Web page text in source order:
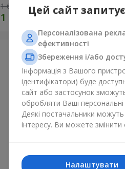
1 646 грнЦей сайт
Персоналізована
ефективності
Збереження і/або
Інформація з Вашого
ідентифікатори) буде
сайт або застосунок
обробляти Ваші персональні
Деякі постачальники
інтересу. Ви можете змінити
Налаштувати